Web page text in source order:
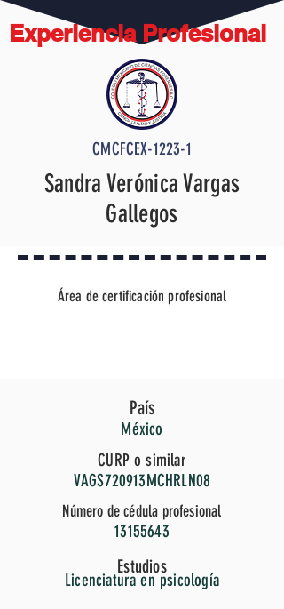
Experiencia Profesional
CMCFCEX-1223-1
Sandra Verónica Vargas
Gallegos
Área de certificación profesional
País
México
CURP o similar
VAGS720913MCHRLN08
Número de cédula profesional
13155643
Estudios
Licenciatura en psicología